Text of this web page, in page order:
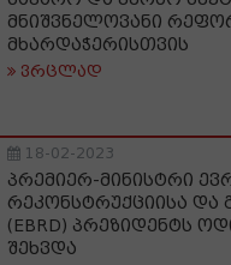
მნიშვნელოვანი
მხარდაჭერისთვის
ვრცლად
18-02-2023
პრემიერ-მინისტრი
რეკონსტრუქციისა და
(EBRD) პრეზიდენტს
შეხვდა